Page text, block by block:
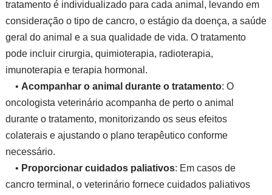
tratamento é individualizado para cada animal, levando em
consideração o tipo de cancro, o estágio da doença, a saúde
geral do animal e a sua qualidade de vida. O tratamento
pode incluir cirurgia, quimioterapia, radioterapia,
imunoterapia e terapia hormonal.
• Acompanhar o animal durante o tratamento: O
oncologista veterinário acompanha de perto o animal
durante o tratamento, monitorizando os seus efeitos
colaterais e ajustando o plano terapêutico conforme
necessário.
• Proporcionar cuidados paliativos: Em casos de
cancro terminal, o veterinário fornece cuidados paliativos